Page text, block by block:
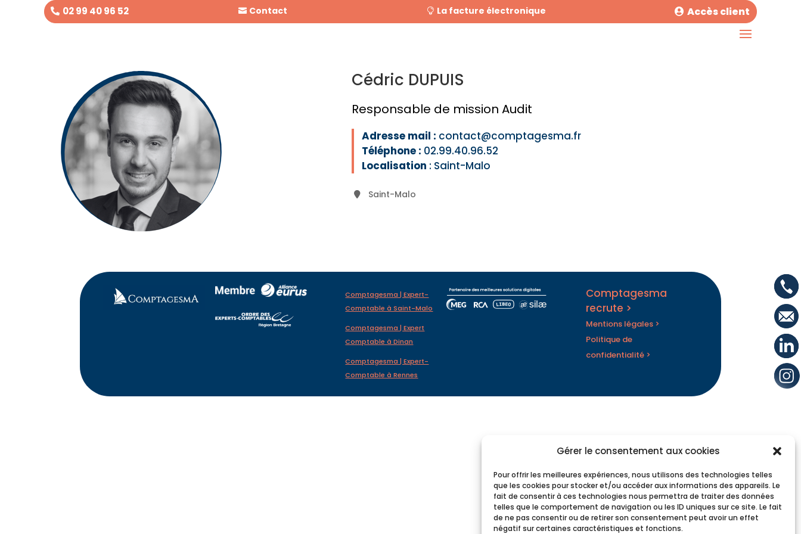
Gérer le consentement aux cookies
Pour offrir les meilleures expériences, nous utilisons des technologies telles
que les cookies pour stocker et/ou accéder aux informations des appareils. Le
fait de consentir à ces technologies nous permettra de traiter des données
telles que le comportement de navigation ou les ID uniques sur ce site. Le fait
de ne pas consentir ou de retirer son consentement peut avoir un effet
négatif sur certaines caractéristiques et fonctions.
02 99 40 96 52 Contact La facture électronique Accès client
Cédric DUPUIS
Responsable de mission Audit
Adresse mail : contact@comptagesma.fr
Téléphone : 02.99.40.96.52
Localisation : Saint-Malo
Saint-Malo
Comptagesma | Expert-
Comptable à Saint-Malo
Comptagesma | Expert
Comptable à Dinan
Comptagesma | Expert-
Comptable à Rennes
Comptagesma
recrute >
Mentions légales >
Politique de
confidentialité >